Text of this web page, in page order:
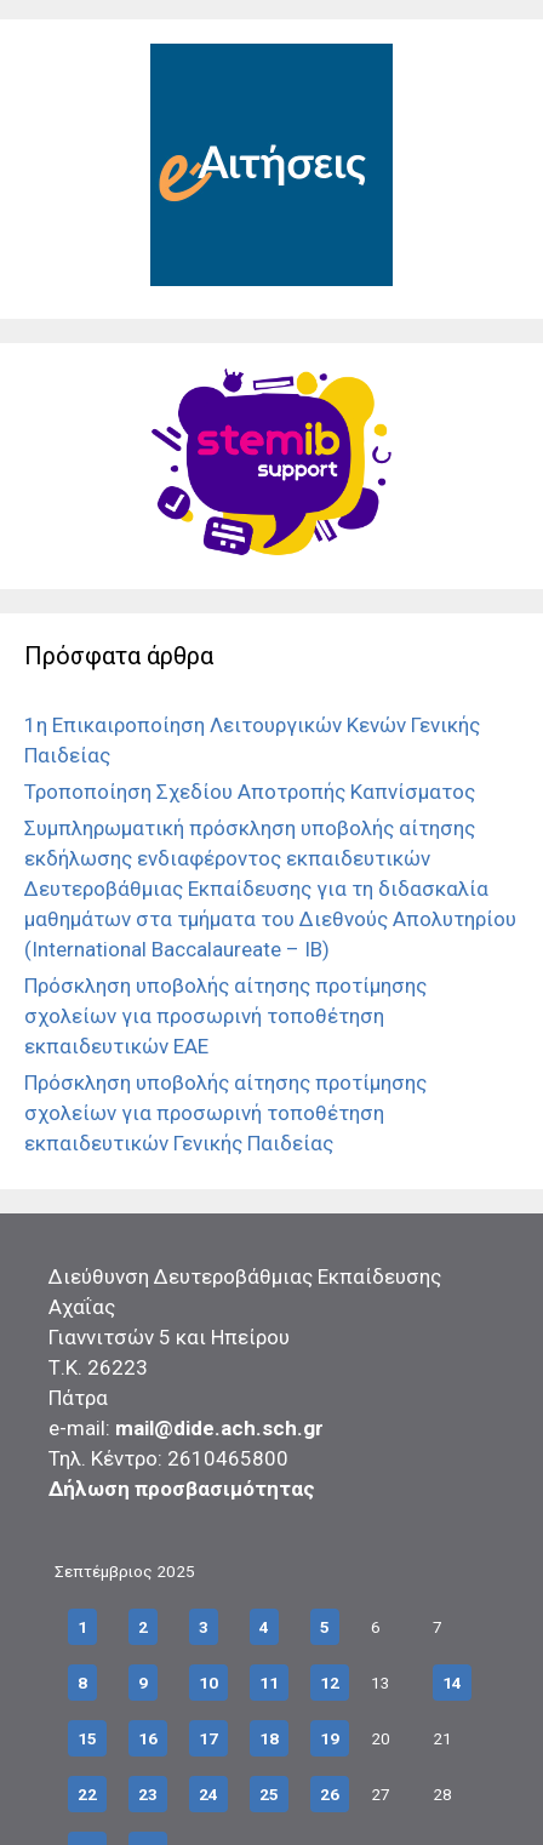
Πρόσφατα άρθρα
1η Επικαιροποίηση Λειτουργικών Κενών Γενικής
Παιδείας
Τροποποίηση Σχεδίου Αποτροπής Καπνίσματος
Συμπληρωματική πρόσκληση υποβολής αίτησης
εκδήλωσης ενδιαφέροντος εκπαιδευτικών
Δευτεροβάθμιας Εκπαίδευσης για τη διδασκαλία
μαθημάτων στα τμήματα του Διεθνούς Απολυτηρίου
(International Baccalaureate – IB)
Πρόσκληση υποβολής αίτησης προτίμησης
σχολείων για προσωρινή τοποθέτηση
εκπαιδευτικών ΕΑΕ
Πρόσκληση υποβολής αίτησης προτίμησης
σχολείων για προσωρινή τοποθέτηση
εκπαιδευτικών Γενικής Παιδείας
Διεύθυνση Δευτεροβάθμιας Εκπαίδευσης
Αχαΐας
Γιαννιτσών 5 και Ηπείρου
Τ.Κ. 26223
Πάτρα
e-mail: mail@dide.ach.sch.gr
Τηλ. Κέντρο: 2610465800
Δήλωση προσβασιμότητας
Σεπτέμβριος 2025
1 2 3 4 5 6 7
8 9 10 11 12 13 14
15 16 17 18 19 20 21
22 23 24 25 26 27 28